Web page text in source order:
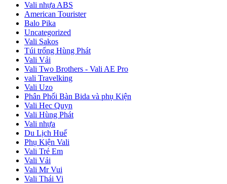
Vali nhựa ABS
American Tourister
Balo Pika
Uncategorized
Vali Sakos
Túi trống Hùng Phát
Vali Vải
Vali Two Brothers - Vali AE Pro
vali Travelking
Vali Uzo
Phân Phối Bàn Bida và phụ Kiện
Vali Hec Quyn
Vali Hùng Phát
Vali nhựa
Du Lịch Huế
Phụ Kiện Vali
Vali Trẻ Em
Vali Vải
Vali Mr Vui
Vali Thái Vi